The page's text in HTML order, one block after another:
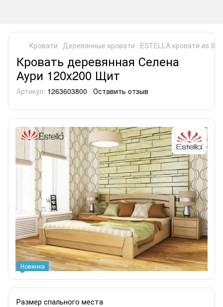
Кровати Деревянные кровати ESTELLA кровати из
Кровать деревянная Селена
Аури 120х200 Щит
Артикул: 1263603800 Оставить отзыв
Новинка
Размер спального места